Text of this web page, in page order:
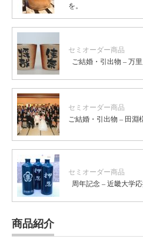
を。
セミオーダー商品
ご結婚・引出物 – 万
セミオーダー商品
ご結婚・引出物 – 田淵
セミオーダー商品
周年記念 – 近畿大学応
商品紹介